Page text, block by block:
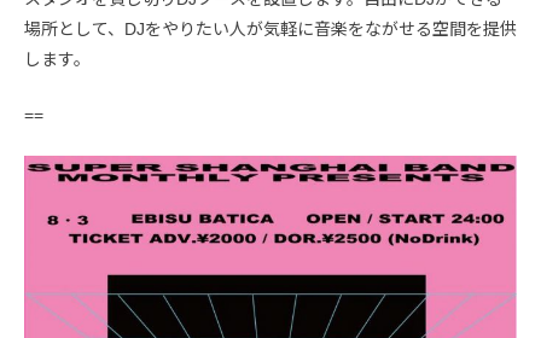
場所として、DJをやりたい人が気軽に音楽をながせる空間を提供
します。
==